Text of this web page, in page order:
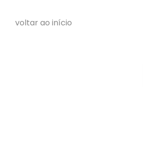
voltar ao início